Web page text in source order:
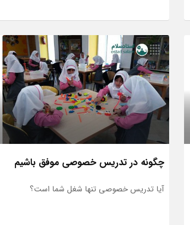
چگونه در تدریس خصوصی موفق باشیم
آیا تدریس خصوصی تنها شغل شما است؟